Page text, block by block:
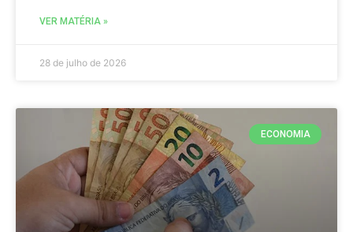
VER MATÉRIA »
28 de julho de 2026
ECONOMIA